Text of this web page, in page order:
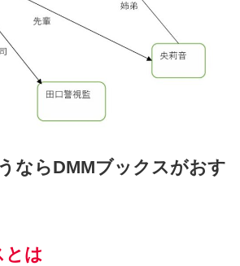
ならDMMブックスがおす
とは